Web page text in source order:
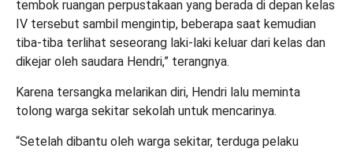
tembok ruangan perpustakaan yang berada di depan kelas
IV tersebut sambil mengintip, beberapa saat kemudian
tiba-tiba terlihat seseorang laki-laki keluar dari kelas dan
dikejar oleh saudara Hendri,” terangnya.
Karena tersangka melarikan diri, Hendri lalu meminta
tolong warga sekitar sekolah untuk mencarinya.
“Setelah dibantu oleh warga sekitar, terduga pelaku